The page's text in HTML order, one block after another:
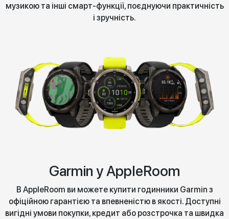
музикою та інші смарт-функції, поєднуючи практичність
і зручність.
Garmin у AppleRoom
В AppleRoom ви можете купити годинники Garmin з
офіційною гарантією та впевненістю в якості. Доступні
вигідні умови покупки, кредит або розстрочка та швидка